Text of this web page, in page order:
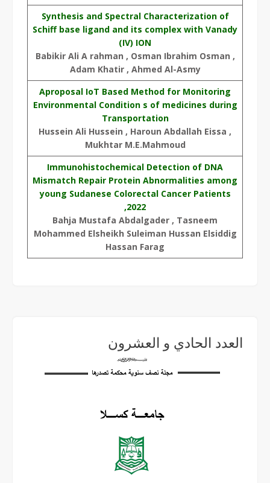
Synthesis and Spectral Characterization of
Schiff base ligand and its complex with Vanady
(IV) ION
Babikir Ali A rahman , Osman Ibrahim Osman ,
Adam Khatir , Ahmed Al-Asmy
Aproposal IoT Based Method for Monitoring
Environmental Condition s of medicines during
Transportation
Hussein Ali Hussein , Haroun Abdallah Eissa ,
Mukhtar M.E.Mahmoud
Immunohistochemical Detection of DNA
Mismatch Repair Protein Abnormalities among
young Sudanese Colorectal Cancer Patients
,2022
Bahja Mustafa Abdalgader , Tasneem
Mohammed Elsheikh Suleiman Hussan Elsiddig
Hassan Farag
العدد الحادي و العشرون